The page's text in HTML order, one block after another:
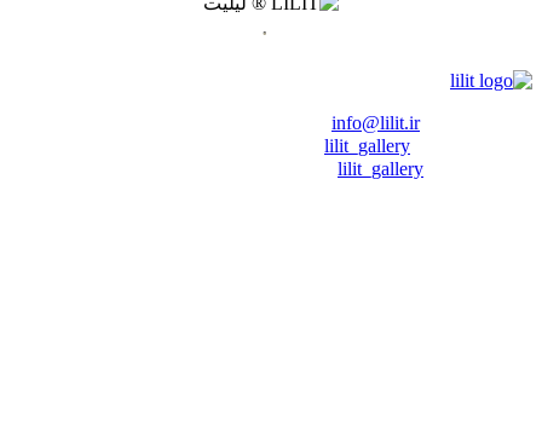
.
info@lilit.ir
lilit_gallery
lilit_gallery